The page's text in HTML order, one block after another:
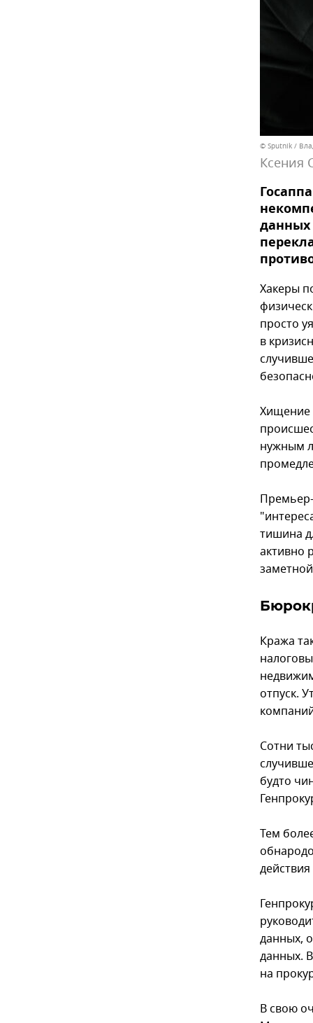
© Sputnik /
Ксения
данных
Хакеры
просто
в
Хищение
нужным
тишина
активно
Кража
отпуск.
Сотни
будто
Тем
данных,
данных.
на
В свою